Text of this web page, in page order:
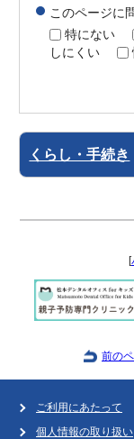
このページに
特にない
しにくい
くらし・手続き
[
前の
ご利用にあたって
個人情報の取り扱い